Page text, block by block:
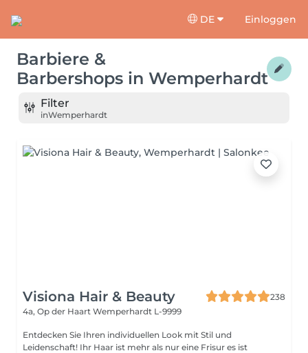
DE Einloggen
Barbiere &
Barbershops in Wemperhardt
Filter
inWemperhardt
Visiona Hair & Beauty
238
4a, Op der Haart Wemperhardt L-9999
Entdecken Sie Ihren individuellen Look mit Stil und
Leidenschaft! Ihr Haar ist mehr als nur eine Frisur es ist